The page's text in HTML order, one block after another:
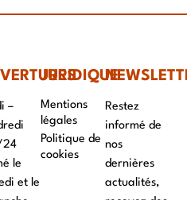
–
24
le
et le
JURIDIQUE
Mentions
légales
Politique de
cookies
Restez
informé de
nos
dernières
actualités,